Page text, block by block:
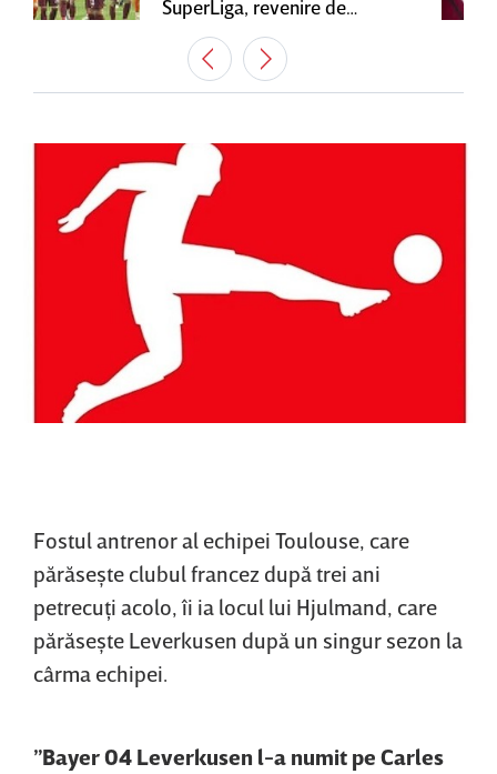
SuperLiga, revenire de
senzaţie în Gruia
Fostul antrenor al echipei Toulouse, care
părăseşte clubul francez după trei ani
petrecuţi acolo, îi ia locul lui Hjulmand, care
părăseşte Leverkusen după un singur sezon la
cârma echipei.
”Bayer 04 Leverkusen l-a numit pe Carles